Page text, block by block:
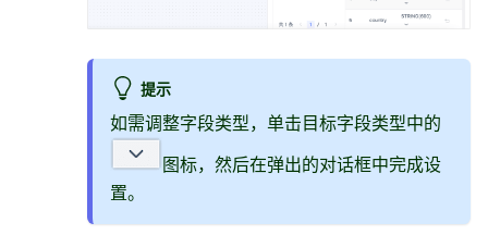
提示
如需调整字段类型，单击目标字段类型中的
图标，然后在弹出的对话框中完成设
置。